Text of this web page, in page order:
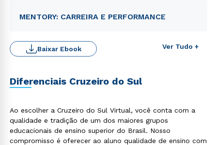
MENTORY: CARREIRA E PERFORMANCE
Ver Tudo +
Baixar Ebook
Diferenciais Cruzeiro do Sul
Ao escolher a Cruzeiro do Sul Virtual, você conta com a
qualidade e tradição de um dos maiores grupos
educacionais de ensino superior do Brasil. Nosso
compromisso é oferecer ao aluno qualidade de ensino com
Rápido e fácil
WhatsApp
ou